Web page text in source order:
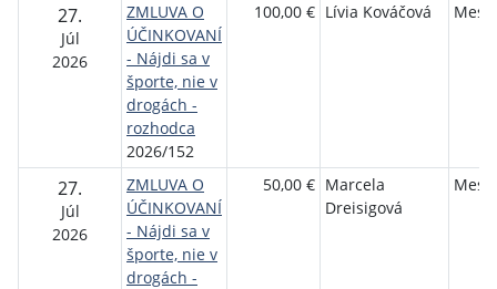
27.
Júl
2026
ZMLUVA O
ÚČINKOVANÍ
- Nájdi sa v
športe, nie v
drogách -
rozhodca
2026/152
100,00 € Lívia Kováčová
27.
Júl
2026
ZMLUVA O
ÚČINKOVANÍ
- Nájdi sa v
športe, nie v
drogách -
50,00 € Marcela
Dreisigová